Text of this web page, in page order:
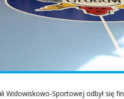
Widowiskowo-Sportowej odbył się